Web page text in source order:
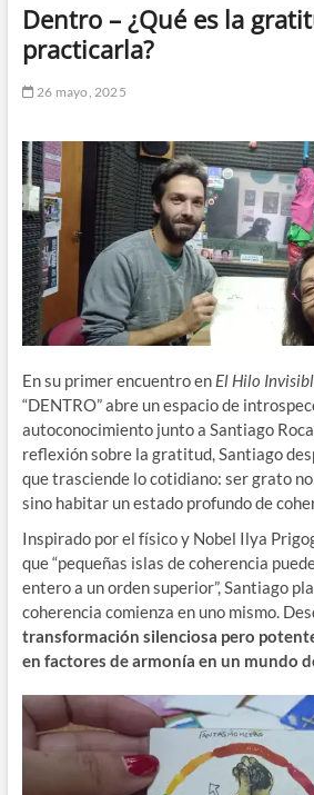
Dentro – ¿Qué es la
practicarla?
26 mayo, 2025
En su primer encuentro en El Hilo
“DENTRO” abre un espacio de
autoconocimiento junto a Santiago
reflexión sobre la gratitud, Santiago
que trasciende lo cotidiano: ser grato
sino habitar un estado profundo de
Inspirado por el físico y Nobel Ilya
que “pequeñas islas de coherencia
entero a un orden superior”, Santiago
coherencia comienza en uno mismo.
transformación silenciosa pero
en factores de armonía en un mundo